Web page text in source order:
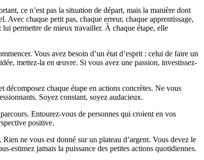
ce n’est pas la situation de départ, mais la manière dont
Avec chaque petit pas, chaque erreur, chaque apprentissage,
permettre de mieux travailler. À chaque étape, elle
Vous avez besoin d’un état d’esprit : celui de faire un
mettez-la en œuvre. Si vous avez une passion, investissez-
chaque étape en actions concrètes. Ne vous
Soyez constant, soyez audacieux.
Entourez-vous de personnes qui croient en vos
positive.
ne vous est donné sur un plateau d’argent. Vous devez le
estimez jamais la puissance des petites actions quotidiennes.